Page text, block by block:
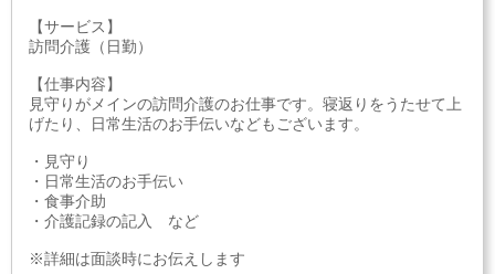
【サービス】
訪問介護（日勤）
【仕事内容】
見守りがメインの訪問介護のお仕事です。寝返りをうたせて上
げたり、日常生活のお手伝いなどもございます。
・見守り
・日常生活のお手伝い
・食事介助
・介護記録の記入 など
※詳細は面談時にお伝えします